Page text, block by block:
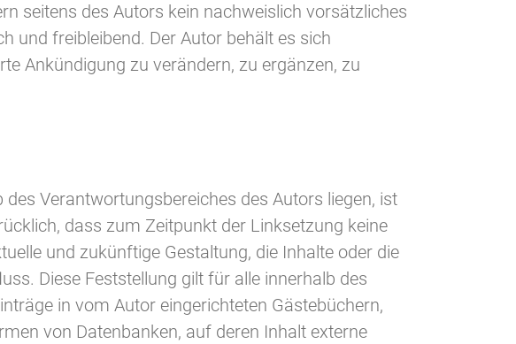
seitens des Autors kein nachweislich vorsätzliches
und freibleibend. Der Autor behält es sich
Ankündigung zu verändern, zu ergänzen, zu
Verantwortungsbereiches des Autors liegen, ist
dass zum Zeitpunkt der Linksetzung keine
und zukünftige Gestaltung, die Inhalte oder die
Diese Feststellung gilt für alle innerhalb des
in vom Autor eingerichteten Gästebüchern,
von Datenbanken, auf deren Inhalt externe